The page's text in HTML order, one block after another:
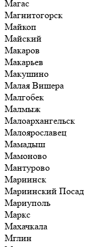
Магас
Магнитогорск
Майкоп
Майский
Макаров
Макарьев
Макушино
Малая Вишера
Малгобек
Малмыж
Малоархангельск
Малоярославец
Мамадыш
Мамоново
Мантурово
Мариинск
Мариинский Посад
Мариуполь
Маркс
Махачкала
Мглин